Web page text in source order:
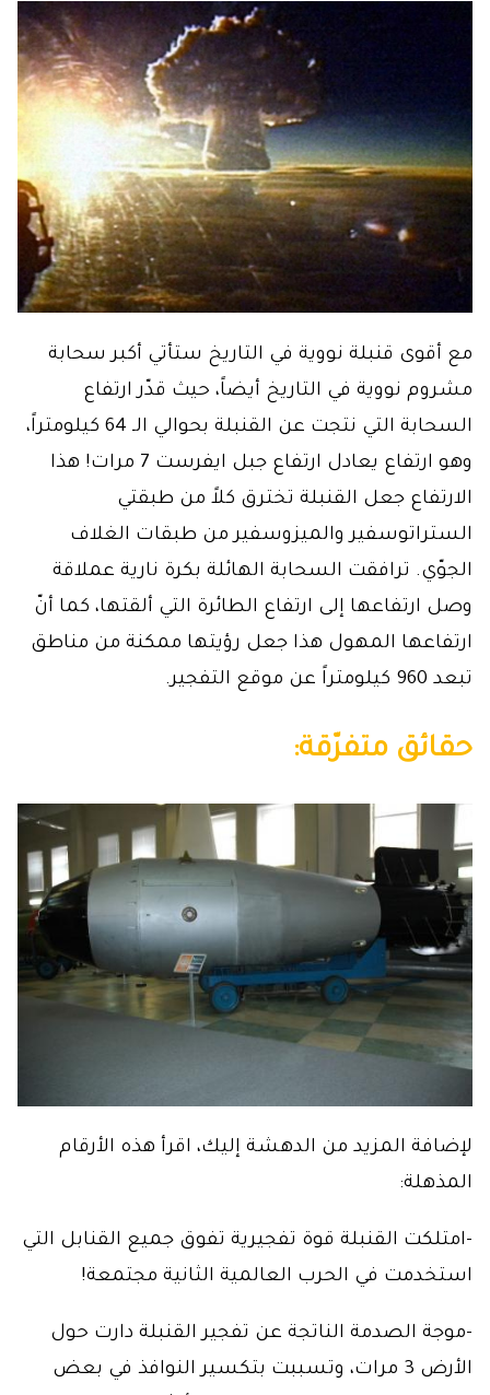
مع أقوى قنبلة نووية في التاريخ ستأتي أكبر سحابة
مشروم نووية في التاريخ أيضاً، حيث قدّر ارتفاع
السحابة التي نتجت عن القنبلة بحوالي الـ 64 كيلومتراً،
وهو ارتفاع يعادل ارتفاع جبل ايفرست 7 مرات! هذا
الارتفاع جعل القنبلة تخترق كلاً من طبقتي
الستراتوسفير والميزوسفير من طبقات الغلاف
الجوّي. ترافقت السحابة الهائلة بكرة نارية عملاقة
وصل ارتفاعها إلى ارتفاع الطائرة التي ألقتها، كما أنّ
ارتفاعها المهول هذا جعل رؤيتها ممكنة من مناطق
تبعد 960 كيلومتراً عن موقع التفجير.
حقائق متفرّقة:
لإضافة المزيد من الدهشة إليك، اقرأ هذه الأرقام
المذهلة:
-امتلكت القنبلة قوة تفجيرية تفوق جميع القنابل التي
استخدمت في الحرب العالمية الثانية مجتمعة!
-موجة الصدمة الناتجة عن تفجير القنبلة دارت حول
الأرض 3 مرات، وتسببت بتكسير النوافذ في بعض